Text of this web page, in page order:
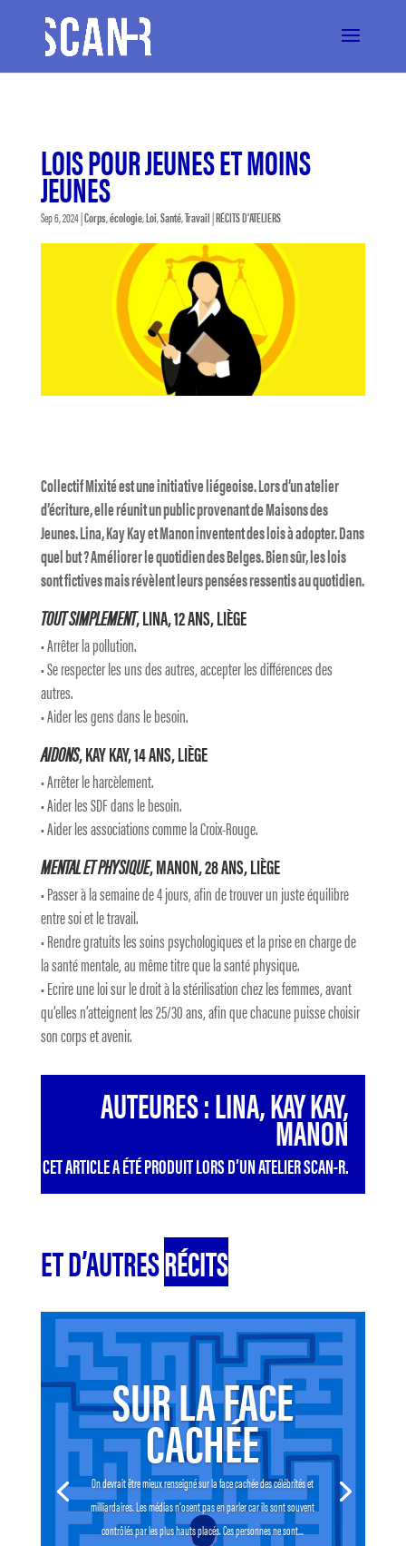
LOIS POUR JEUNES ET MOINS
JEUNES
Sep 6, 2024|Corps,écologie,Loi,Santé,Travail|RÉCITS D'ATELIERS
Collectif Mixité est une initiative liégeoise. Lors d’un atelier
d’écriture, elle réunit un public provenant de Maisons des
Jeunes. Lina, Kay Kay et Manon inventent des lois à adopter. Dans
quel but ? Améliorer le quotidien des Belges. Bien sûr, les lois
sont fictives mais révèlent leurs pensées ressentis au quotidien.
TOUT SIMPLEMENT, LINA, 12 ANS, LIÈGE
• Arrêter la pollution.
• Se respecter les uns des autres, accepter les différences des
autres.
• Aider les gens dans le besoin.
AIDONS, KAY KAY, 14 ANS, LIÈGE
• Arrêter le harcèlement.
• Aider les SDF dans le besoin.
• Aider les associations comme la Croix-Rouge.
MENTAL ET PHYSIQUE, MANON, 28 ANS, LIÈGE
• Passer à la semaine de 4 jours, afin de trouver un juste équilibre
entre soi et le travail.
• Rendre gratuits les soins psychologiques et la prise en charge de
la santé mentale, au même titre que la santé physique.
• Ecrire une loi sur le droit à la stérilisation chez les femmes, avant
qu’elles n’atteignent les 25/30 ans, afin que chacune puisse choisir
son corps et avenir.
AUTEURES : LINA, KAY KAY,
MANON
CET ARTICLE A ÉTÉ PRODUIT LORS D’UN ATELIER SCAN-R.
ET D’AUTRESRÉCITS
SUR LA FACE
CACHÉE
On devrait être mieux renseigné sur la face cachée des célébrités et
milliardaires. Les médias n’osent pas en parler car ils sont souvent
contrôlés par les plus hauts placés. Ces personnes ne sont...